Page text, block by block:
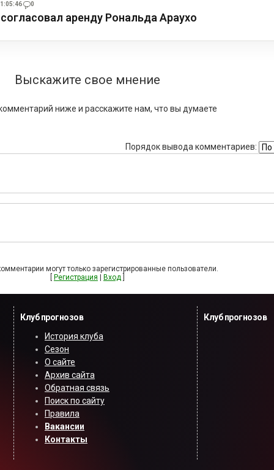
0
аренду Рональда Араухо
Выскажите свое мнение
ниже и расскажите нам, что вы думаете
Порядок вывода комментариев:
могут только зарегистрированные пользователи.
Регистрация Вход
Клуб прогнозов
История клуба
Сезон
О сайте
Архив сайта
Обратная связь
Поиск по сайту
Правила
Вакансии
Контакты
Клуб прогнозов